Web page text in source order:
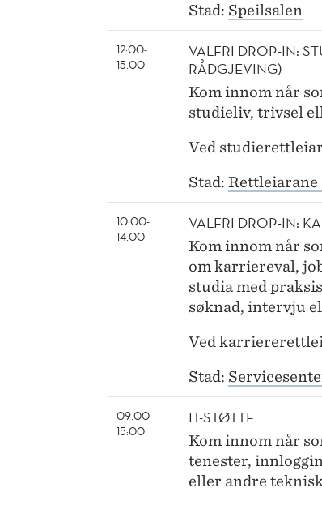
Stad: Speilsalen
12:00-
15:00
VALFRI DROP-IN:
RÅDGJEVING)
Kom innom når
studieliv, trivsel
Ved
Stad:
10:00-
14:00
VALFRI DROP-IN:
Kom innom når
om karriereval,
studia med
søknad, intervju
Ved
Stad:
09:00-
15:00
IT-STØTTE
Kom innom når
tenester,
eller andre